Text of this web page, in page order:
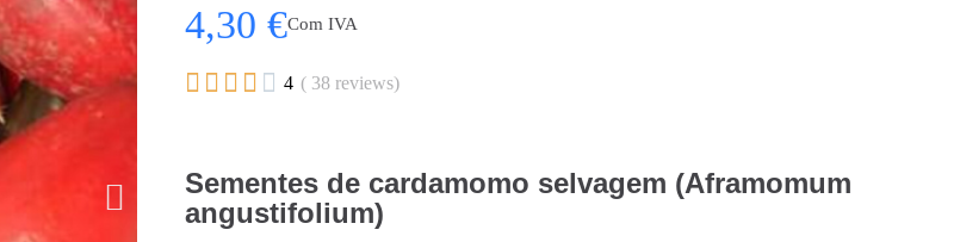
4,30 €Com IVA
     4 ( 38 reviews)
Sementes de cardamomo selvagem (Aframomum
angustifolium)